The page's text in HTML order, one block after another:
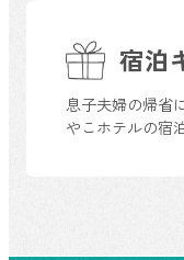
宿泊
息子夫婦の帰省
やこホテルの宿